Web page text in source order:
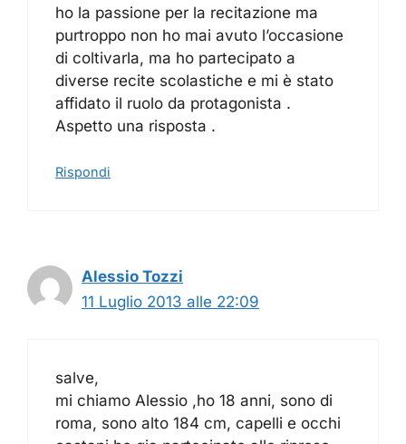
ho la passione per la recitazione ma
purtroppo non ho mai avuto l’occasione
di coltivarla, ma ho partecipato a
diverse recite scolastiche e mi è stato
affidato il ruolo da protagonista .
Aspetto una risposta .
Rispondi
Alessio Tozzi
11 Luglio 2013 alle 22:09
salve,
mi chiamo Alessio ,ho 18 anni, sono di
roma, sono alto 184 cm, capelli e occhi